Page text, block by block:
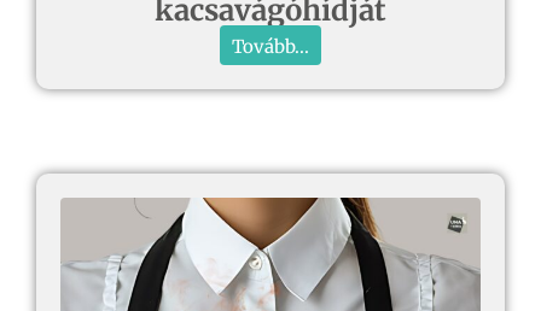
kacsavágóhídját
Tovább...